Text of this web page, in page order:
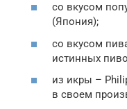
со вкусом
(Япония);
со вкусом
истинных
из икры –
в своем